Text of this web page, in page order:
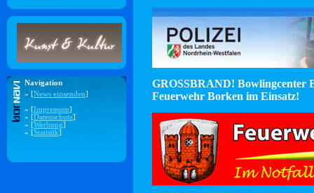
Navigation
» [News einsenden]
» [Impressum]
» [Datenschutz]
» [Werbung]
» [Statistik]
GROSSBRAND! Bowlingcenter
Feuerwehr Borken im Einsatz!